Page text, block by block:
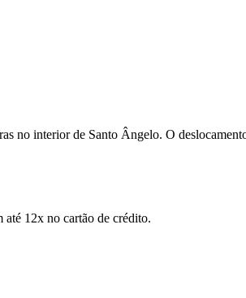
no interior de Santo Ângelo. O
até 12x no cartão de crédito.